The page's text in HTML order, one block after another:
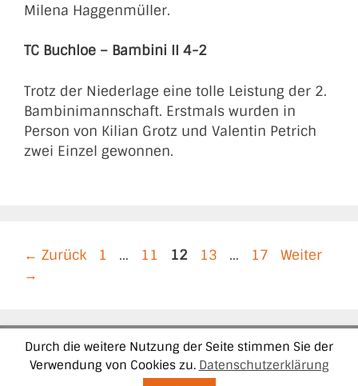
Milena Haggenmüller.
TC Buchloe – Bambini II 4-2
Trotz der Niederlage eine tolle Leistung der 2.
Bambinimannschaft. Erstmals wurden in
Person von Kilian Grotz und Valentin Petrich
zwei Einzel gewonnen.
← Zurück Seite
1 … Seite
11 Seite
12 Seite
13 … Seite
17
Weiter
→
Impressum Datenschutzerklärung Kontakt
Durch die weitere Nutzung der Seite stimmen Sie der
Verwendung von Cookies zu. Datenschutzerklärung